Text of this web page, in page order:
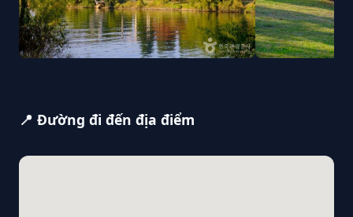
📍 Đường đi đến địa điểm